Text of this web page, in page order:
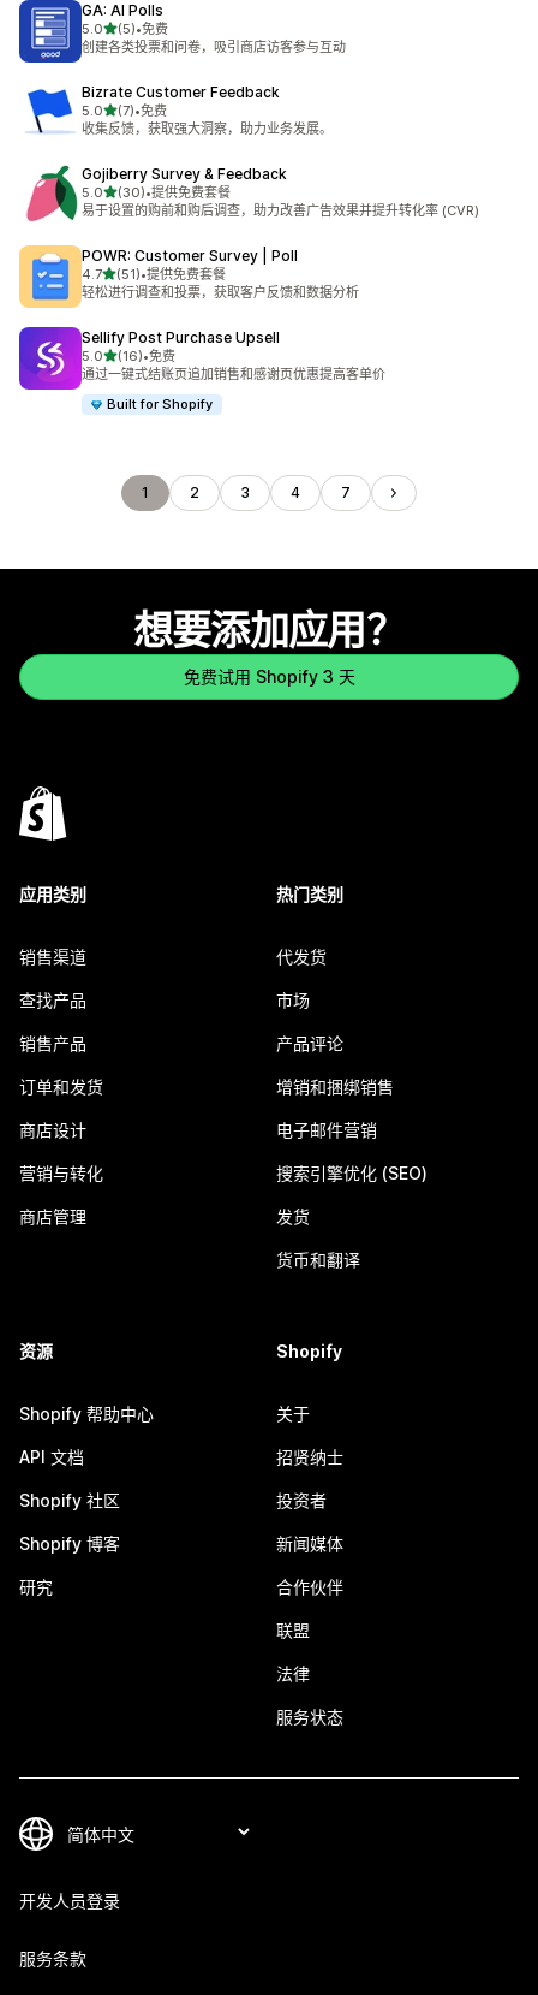
GA: AI Polls
5.0星（满分 5 星）
(5)
总共 5 条评论
•免费
创建各类投票和问卷，吸引商店访客参与互动
Bizrate Customer Feedback
5.0星（满分 5 星）
(7)
总共 7 条评论
•免费
收集反馈，获取强大洞察，助力业务发展。
Gojiberry Survey & Feedback
5.0星（满分 5 星）
(30)
总共 30 条评论
•提供免费套餐
易于设置的购前和购后调查，助力改善广告效果并提升转化率 (CVR)
POWR: Customer Survey | Poll
4.7星（满分 5 星）
(51)
总共 51 条评论
•提供免费套餐
轻松进行调查和投票，获取客户反馈和数据分析
Sellify Post Purchase Upsell
5.0星（满分 5 星）
(16)
总共 16 条评论
•免费
通过一键式结账页追加销售和感谢页优惠提高客单价
Built for Shopify
1 2 3 4 7
想要添加应用？
免费试用 Shopify 3 天
应用类别
销售渠道
查找产品
销售产品
订单和发货
商店设计
营销与转化
商店管理
热门类别
代发货
市场
产品评论
增销和捆绑销售
电子邮件营销
搜索引擎优化 (SEO)
发货
货币和翻译
资源
Shopify 帮助中心
API 文档
Shopify 社区
Shopify 博客
研究
Shopify
关于
招贤纳士
投资者
新闻媒体
合作伙伴
联盟
法律
服务状态
开发人员登录
服务条款